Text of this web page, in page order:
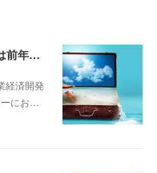
【上半期 ハワイ観光市況】渡航者数は前年割れも、「量」から「質」への移行が鮮明に
経済開発
にお…